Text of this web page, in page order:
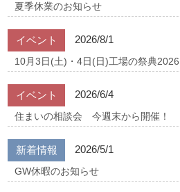
夏季休業のお知らせ
イベント 2026/8/1
10月3日(土)・4日(日)工場の祭典
イベント 2026/6/4
住まいの相談会 今週末から開催！
新着情報 2026/5/1
GW休暇のお知らせ